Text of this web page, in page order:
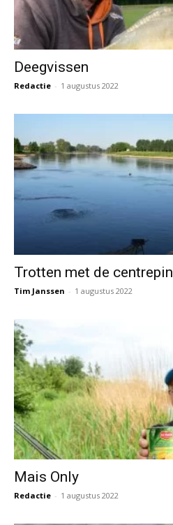
Deegvissen
Redactie - 1 augustus 2022
Trotten met de centrepin
Tim Janssen - 1 augustus 2022
Mais Only
Redactie - 1 augustus 2022